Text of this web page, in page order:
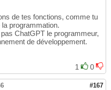
de tes fonctions, comme tu
programmation.
ChatGPT le programmeur,
de développement.
1
0
#167